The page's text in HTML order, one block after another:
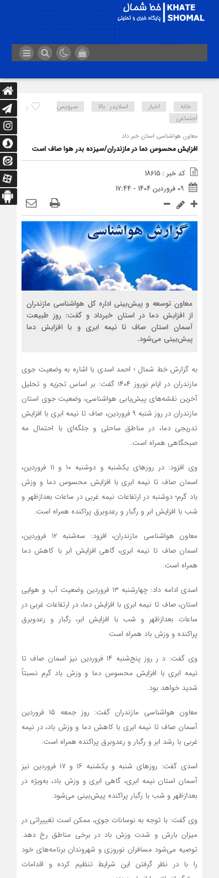
7 خانه اخبار اسلایدر بالا
سرویس
اجتماعی
معاون هواشناسی استان خبر داد
افزایش محسوس دما در مازندران/سیزده بدر هوا صاف است
کد خبر : 18615
09 فروردین 1404 - 17:44
معاون توسعه و پیش‌بینی اداره کل هواشناسی مازندران
از افزایش دما در استان خبرداد و گفت: روز طبیعت
آسمان استان صاف تا نیمه ابری و با افزایش دما
پیش‌بینی می‌شود.
به گزارش خط شمال ؛ احمد اسدی با اشاره به وضعیت جوی
مازندران در ایام نوروز ۱۴۰۴ گفت: بر اساس تجزیه و تحلیل
آخرین نقشه‌های پیش‌یابی هواشناسی، وضعیت جوی استان
مازندران در روز شنبه ۹ فروردین، صاف تا نیمه ابری با افزایش
تدریجی دما، در مناطق ساحلی و جلگه‌ای با احتمال مه
صبحگاهی همراه است.
وی افزود: در روزهای یکشنبه و دوشنبه ۱۰ و ۱۱ فروردین،
اسمان صاف تا نیمه ابری با افزایش محسوس دما و وزش
باد گرم؛ دوشنبه در ارتفاعات نیمه غربی در ساعات بعدازظهر و
شب با افزایش ابر و رگبار و رعدوبرق پراکنده همراه است.
معاون هواشناسی مازندران، افزود: سه‌شنبه ۱۲ فروردین،
اسمان صاف تا نیمه ابری، گاهی افزایش ابر با کاهش دما
همراه است.
اسدی ادامه داد: چهارشنبه ۱۳ فروردین وضعیت آب و هوایی
استان، صاف تا نیمه ابری با افزایش دما، در ارتفاعات غربی در
ساعات بعدازظهر و شب با افزایش ابر، رگبار و رعدوبرق
پراکنده و وزش باد همراه است
وی گفت: د ر روز پنج‌شنبه ۱۴ فروردین نیز اسمان صاف تا
نیمه ابری با افزایش محسوس دما و وزش باد گرم نسبتاً
شدید خواهد بود.
معاون هواشناسی مازندران گفت: روز جمعه ۱۵ فروردین
آسمان صاف تا نیمه ابری با کاهش دما و وزش باد، در نیمه
غربی با رشد ابر و رگبار و رعدوبرق پراکنده همراه است.
اسدی گفت: روزهای شنبه و یکشنبه ۱۶ و ۱۷ فروردین نیز
آسمان استان نیمه ابری، گاهی ابری و وزش باد، به‌ویژه در
بعدازظهر و شب با رگبار پراکنده پیش‌بینی می‌شود.
وی گفت: با توجه به نوسانات جوی، ممکن است تغییراتی در
میزان بارش و شدت وزش باد در برخی مناطق رخ دهد.
توصیه می‌شود مسافران نوروزی و شهروندان برنامه‌های خود
را با در نظر گرفتن این شرایط تنظیم کرده و اقدامات